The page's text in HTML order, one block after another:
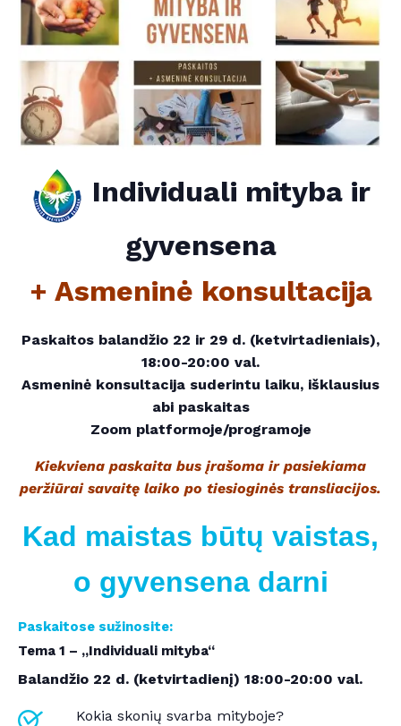
Individuali mityba ir
gyvensena
+ Asmeninė konsultacija
Paskaitos balandžio 22 ir 29 d. (ketvirtadieniais),
18:00-20:00 val.
Asmeninė konsultacija suderintu laiku, išklausius
abi paskaitas
Zoom platformoje/programoje
Kiekviena paskaita bus įrašoma ir pasiekiama
peržiūrai savaitę laiko po tiesioginės transliacijos.
Kad maistas būtų vaistas,
o gyvensena darni
Paskaitose sužinosite:
Tema 1 – „Individuali mityba“
Balandžio 22 d. (ketvirtadienį) 18:00-20:00 val.
Kokia skonių svarba mityboje?